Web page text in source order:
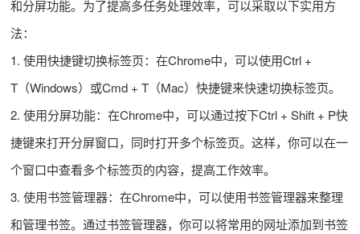
和分屏功能。为了提高多任务处理效率，可以采取以下实用方
法：
1. 使用快捷键切换标签页：在Chrome中，可以使用Ctrl +
T（Windows）或Cmd + T（Mac）快捷键来快速切换标签页。
2. 使用分屏功能：在Chrome中，可以通过按下Ctrl + Shift + P快
捷键来打开分屏窗口，同时打开多个标签页。这样，你可以在一
个窗口中查看多个标签页的内容，提高工作效率。
3. 使用书签管理器：在Chrome中，可以使用书签管理器来整理
和管理书签。通过书签管理器，你可以将常用的网址添加到书签